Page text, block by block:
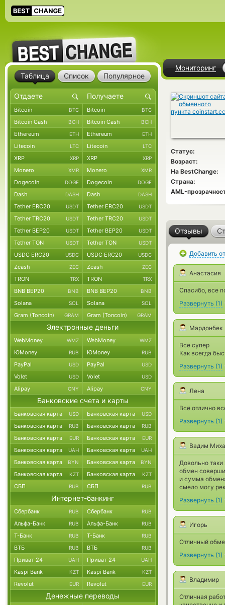
Мониторинг
Статус:
Возраст:
На BestChange:
Страна:
AML-
Отзывы
Добавить
Анастасия
Спасибо, все
Развернуть (1)
Мардонбек
Все супер
Как всегда
Развернуть (1)
Лена
Всё отлично
Развернуть (1)
Вадим
Довольно
обмен
и сумма
смело могу
Развернуть (1)
Игорь
Отличный
Развернуть (1)
Владимир
Отличная
Таблица Список Популярное
Bitcoin BTC Bitcoin BTC
Bitcoin Cash BCH Bitcoin Cash BCH
Ethereum ETH Ethereum ETH
Litecoin LTC Litecoin LTC
XRP XRP XRP XRP
Monero XMR Monero XMR
Dogecoin DOGE Dogecoin DOGE
Dash DASH Dash DASH
Tether ERC20 USDT Tether ERC20 USDT
Tether TRC20 USDT Tether TRC20 USDT
Tether BEP20 USDT Tether BEP20 USDT
Tether TON USDT Tether TON USDT
USDC ERC20 USDC USDC ERC20 USDC
Zcash ZEC Zcash ZEC
TRON TRX TRON TRX
BNB BEP20 BNB BNB BEP20 BNB
Solana SOL Solana SOL
Gram (Toncoin) GRAM Gram (Toncoin) GRAM
Электронные деньги
WebMoney WMZ WebMoney WMZ
ЮMoney RUB ЮMoney RUB
PayPal USD PayPal USD
Volet USD Volet USD
Alipay CNY Alipay CNY
Банковские счета и карты
Банковская карта USD Банковская карта USD
Банковская карта RUB Банковская карта RUB
Банковская карта EUR Банковская карта EUR
Банковская карта UAH Банковская карта UAH
Банковская карта BYN Банковская карта BYN
Банковская карта KZT Банковская карта KZT
СБП RUB СБП RUB
Интернет-банкинг
Сбербанк RUB Сбербанк RUB
Альфа-Банк RUB Альфа-Банк RUB
Т-Банк RUB Т-Банк RUB
ВТБ RUB ВТБ RUB
Приват 24 UAH Приват 24 UAH
Kaspi Bank KZT Kaspi Bank KZT
Revolut EUR Revolut EUR
Денежные переводы